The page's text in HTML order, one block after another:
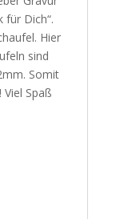
für Dich“.
Hier
sind
Somit
Spaß